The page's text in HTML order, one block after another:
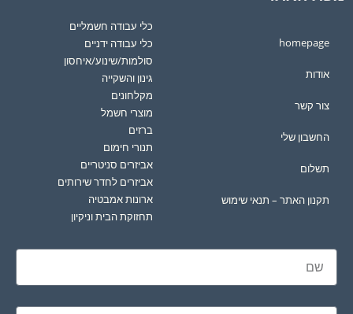
homepage
אודות
צור קשר
החשבון שלי
תשלום
תקנון האתר – תנאי שימוש
כלי עבודה חשמליים
כלי עבודה ידניים
סולמות/שינוע/איחסון
גינון והשקייה
מקלחונים
מוצרי חשמל
ברזים
תנורי חימום
אביזרים סניטריים
אביזרים לחדר שירותים
ארונות אמבטיה
תחזוקת הבית וניקיון